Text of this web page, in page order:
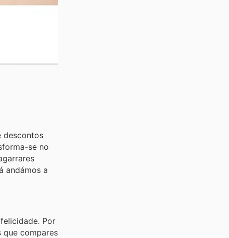
descontos
se no
andámos a
Por
que compares